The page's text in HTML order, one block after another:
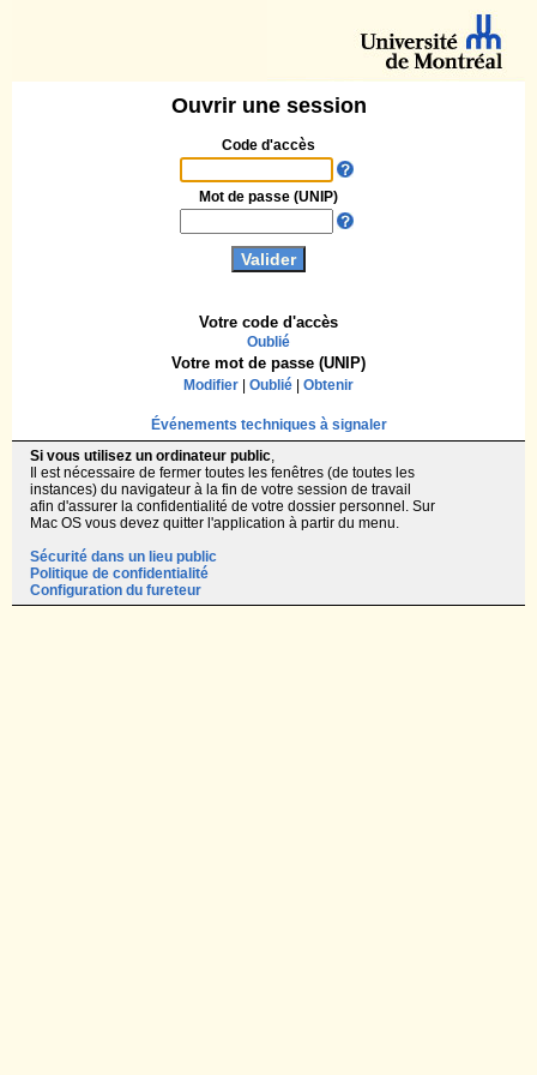
Ouvrir une session
Code d'accès
Votre code d'accès
Oublié
Mot de passe (UNIP)
Votre mot de passe (UNIP)
Modifier Oublié Obtenir
Événements techniques à signaler
Si vous utilisez un ordinateur public,
Il est nécessaire de fermer toutes les fenêtres (de toutes les
instances) du navigateur à la fin de votre session de travail
afin d'assurer la confidentialité de votre dossier personnel. Sur
Mac OS vous devez quitter l'application à partir du menu.
Sécurité dans un lieu public
Politique de confidentialité
Configuration du fureteur